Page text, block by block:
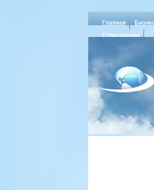
Главная
Страхование